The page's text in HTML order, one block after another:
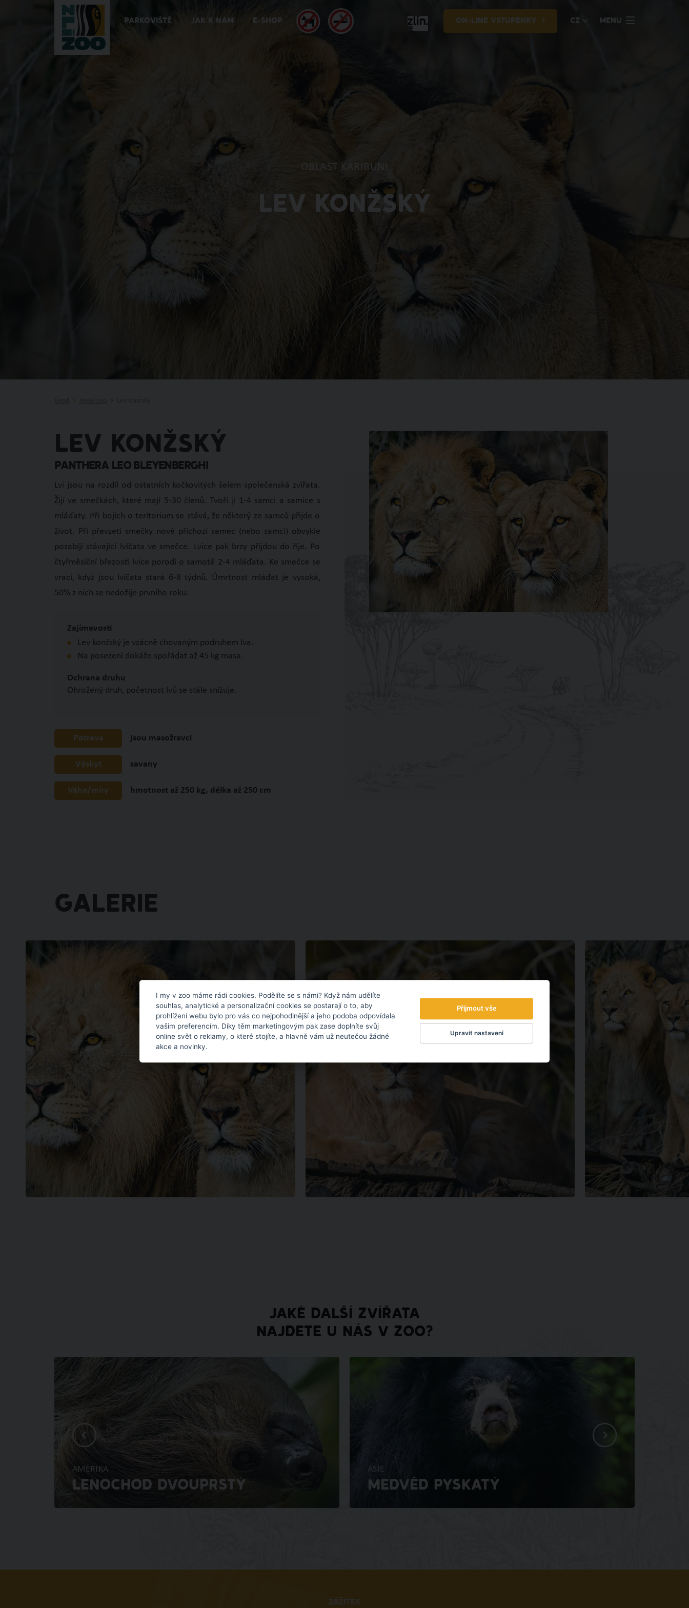
PARKOVIŠTĚ JAK K NÁM E-SHOP ON-LINE VSTUPENKY CZ MENU
OBLAST KARIBUNI
LEV KONŽSKÝ
LEV KONŽSKÝ
Panthera leo bleyenberghi
Lvi jsou na rozdíl od ostatních kočkovitých šelem společenská zvířata.
Žijí ve smečkách, které mají 5-30 členů. Tvoří ji 1-4 samci a samice s
mláďaty. Při bojích o teritorium se stává, že některý ze samců přijde o
život. Při převzetí smečky nově příchozí samec (nebo samci) obvykle
pozabíjí stávající lvíčata ve smečce. Lvice pak brzy přijdou do říje. Po
čtyřměsíční březosti lvice porodí o samotě 2-4 mláďata. Ke smečce se
vrací, když jsou lvíčata stará 6-8 týdnů. Úmrtnost mláďat je vysoká,
50% z nich se nedožije prvního roku.
Zajímavosti
Lev konžský je vzácně chovaným podruhem lva.
Na posezení dokáže spořádat až 45 kg masa.
Ochrana druhu
Ohrožený druh, početnost lvů se stále snižuje.
Potrava jsou masožravci
Výskyt savany
Váha/míry hmotnost až 250 kg, délka až 250 cm
GALERIE
JAKÉ DALŠÍ ZVÍŘATA
NAJDETE U NÁS V ZOO?
AMERIKA
LENOCHOD DVOUPRSTÝ
ASIE
MEDVĚD PYSKATÝ
ZÁŽITEK
I my v zoo máme rádi cookies. Podělíte se s námi? Když nám udělíte
souhlas, analytické a personalizační cookies se postarají o to, aby
prohlížení webu bylo pro vás co nejpohodlnější a jeho podoba odpovídala
vašim preferencím. Díky těm marketingovým pak zase doplníte svůj
online svět o reklamy, o které stojíte, a hlavně vám už neutečou žádné
akce a novinky.
Přijmout vše
Upravit nastavení